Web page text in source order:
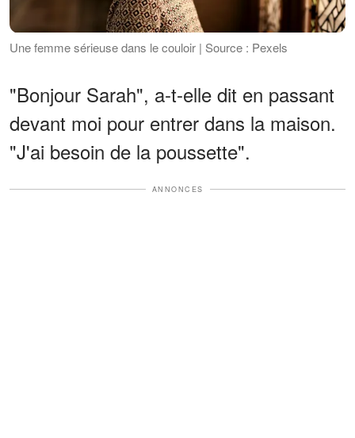
Une femme sérieuse dans le couloir | Source : Pexels
"Bonjour Sarah", a-t-elle dit en passant
devant moi pour entrer dans la maison.
"J'ai besoin de la poussette".
ANNONCES